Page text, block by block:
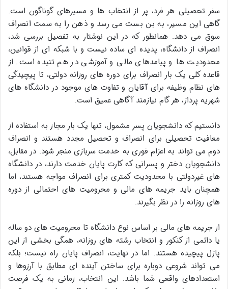
سفر تحصیلی هر فرد، پر از انتخاب ها و مسیرهای گوناگون است.
گاهی این مسیر، به بن بست می رسد و ذهن را به سمت انصراف
سوق می دهد. همانطور که در این نوشتار به تفصیل بررسی شد،
انصراف از دانشگاه، پدیده ای ساده نیست و با شبکه ای از قوانین،
محدودیت ها و پیامدهای مالی و آموزشی در هم تنیده است. از
قاعده کلی یک بار انصراف برای دوره های روزانه دولتی، تا پیچیدگی
های نظام وظیفه برای آقایان و تفاوت های موجود در دانشگاه های
شهریه پرداز، هر گام نیازمند آگاهی عمیق است.
دانستیم که دانشجویان پسر مشمول، تنها یک بار مجاز به استفاده از
معافیت تحصیلی برای انصراف و تحصیل مجدد هستند و انصراف
دوم می تواند به اعزام فوری به خدمت سربازی منجر شود. در مقابل،
دانشجویان دختر و پسرانی که کارت پایان خدمت دارند، در دانشگاه
های غیردولتی با محدودیت کمتری برای انصراف مواجه هستند، اما
همچنان باید جریمه های مالی و محرومیت های احتمالی از دوره
های روزانه را در نظر بگیرند.
از جریمه های مالی بر اساس نوع دانشگاه تا محرومیت های دو ساله
یا دائمی از کنکور و انتخاب رشته های روزانه، همگی بخشی از این
پازل پیچیده هستند. اما در نهایت، انصراف پایان راه نیست؛ بلکه
می تواند شروعی دوباره برای ساختن آینده ای مطابق با آرزوها و
استعدادهای واقعی شما باشد. این انتخاب، زمانی به یک فرصت